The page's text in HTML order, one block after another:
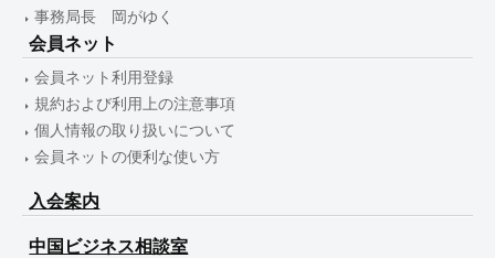
事務局長 岡がゆく
会員ネット
会員ネット利用登録
規約および利用上の注意事項
個人情報の取り扱いについて
会員ネットの便利な使い方
入会案内
中国ビジネス相談室